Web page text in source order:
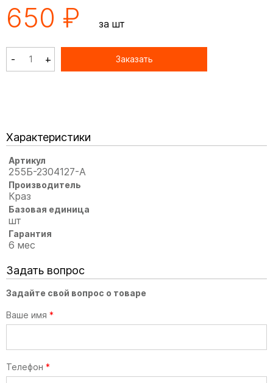
650 ₽ за шт
- + Заказать
Характеристики
Артикул
255Б-2304127-А
Производитель
Краз
Базовая единица
шт
Гарантия
6 мес
Задать вопрос
Задайте свой вопрос о товаре
Ваше имя *
Телефон *